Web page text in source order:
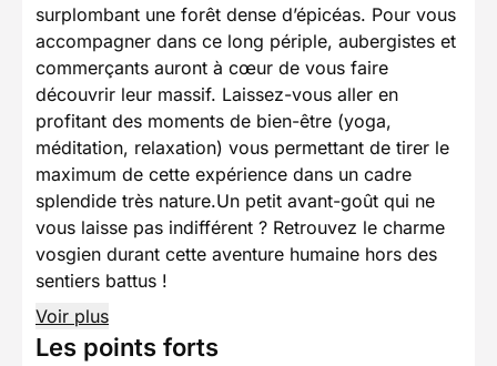
surplombant une forêt dense d’épicéas. Pour vous
accompagner dans ce long périple, aubergistes et
commerçants auront à cœur de vous faire
découvrir leur massif. Laissez-vous aller en
profitant des moments de bien-être (yoga,
méditation, relaxation) vous permettant de tirer le
maximum de cette expérience dans un cadre
splendide très nature.Un petit avant-goût qui ne
vous laisse pas indifférent ? Retrouvez le charme
vosgien durant cette aventure humaine hors des
sentiers battus !
Voir plus
Les points forts